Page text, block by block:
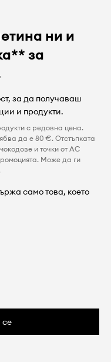
ни и
за
за да получаваш
и продукти.
с редовна цена.
да е 80 €. Отстъпката
и точки от AC
Може да ги
само това, което
се